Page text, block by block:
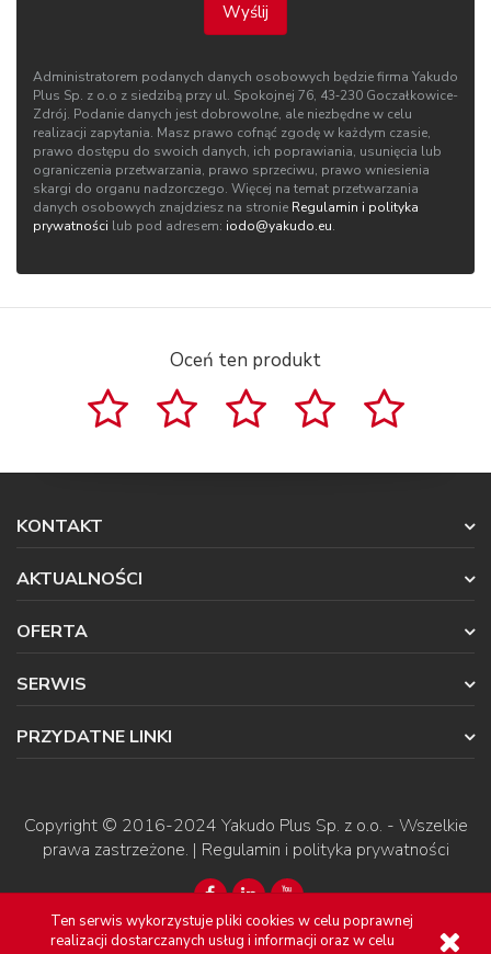
Wyślij
Administratorem podanych danych osobowych będzie firma Yakudo
Plus Sp. z o.o z siedzibą przy ul. Spokojnej 76, 43‑230 Goczałkowice-
Zdrój. Podanie danych jest dobrowolne, ale niezbędne w celu
realizacji zapytania. Masz prawo cofnąć zgodę w każdym czasie,
prawo dostępu do swoich danych, ich poprawiania, usunięcia lub
ograniczenia przetwarzania, prawo sprzeciwu, prawo wniesienia
skargi do organu nadzorczego. Więcej na temat przetwarzania
danych osobowych znajdziesz na stronie Regulamin i polityka
prywatności lub pod adresem: iodo@yakudo.eu.
Oceń ten produkt
Ten serwis wykorzystuje pliki cookies w celu poprawnej
realizacji dostarczanych usług i informacji oraz w celu
KONTAKT
AKTUALNOŚCI
OFERTA
SERWIS
PRZYDATNE LINKI
Copyright © 2016-2024 Yakudo Plus Sp. z o.o. - Wszelkie
prawa zastrzeżone. | Regulamin i polityka prywatności